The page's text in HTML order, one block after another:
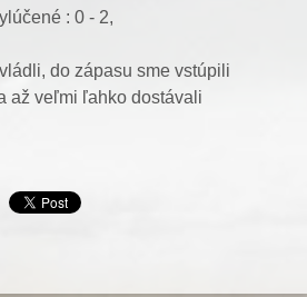
: 0 - 2,
do zápasu sme vstúpili
až veľmi ľahko dostávali